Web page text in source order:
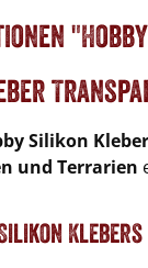
Silikon
und Terrarien
Klebers